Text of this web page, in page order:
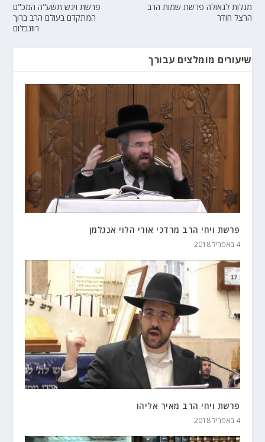
פרשת ויגש תשע"ה המכ"ם
המתקדם בעולם הרב ברוך
רוזנבלום
מגלות לגאולה פרשת שמות הרב
הרצל חודר
שיעורים מומלצים עבורך
פרשת ויחי הרב מרדכי אורי הלוי אנגלמן
4 באפריל 2018
פרשת ויחי הרב מאיר אליהו
4 באפריל 2018